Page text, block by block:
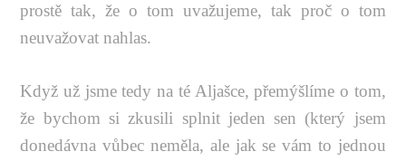
prostě tak, že o tom uvažujeme, tak proč o tom
neuvažovat nahlas.
Když už jsme tedy na té Aljašce, přemýšlíme o tom,
že bychom si zkusili splnit jeden sen (který jsem
donedávna vůbec neměla, ale jak se vám to jednou